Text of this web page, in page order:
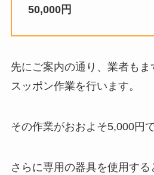
50,000円
先にご案内の通り、業者も
スッポン作業を行います。
その作業がおおよそ5,000円で
さらに専用の器具を使用す